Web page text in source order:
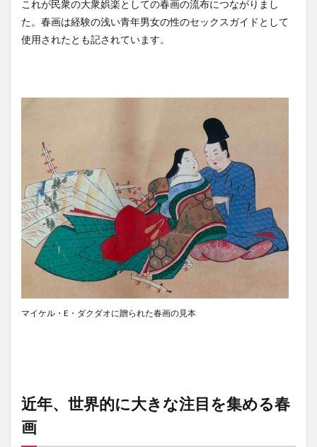
これが民衆の大衆娯楽としての春画の流布につながりまし
た。春画は経験の浅い青年男女の性のセックスガイドとして
使用されたとも記されています。
マイケル・E・ダクダオに贈られた春画の見本
近年、世界的に大きな注目を集める春
画